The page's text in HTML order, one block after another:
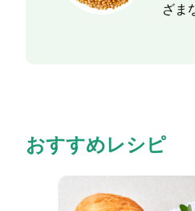
ざま
おすすめレシピ